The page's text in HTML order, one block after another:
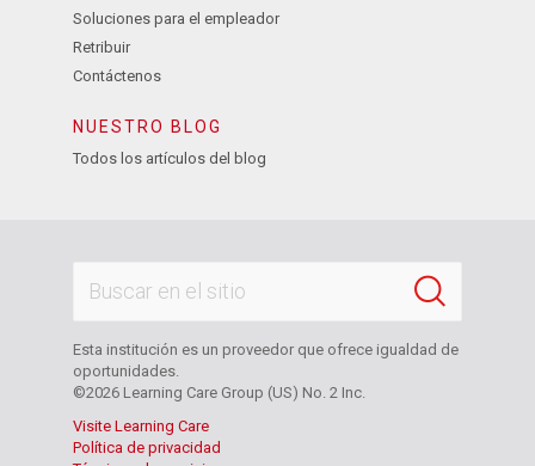
Soluciones para el empleador
Retribuir
Contáctenos
NUESTRO BLOG
Todos los artículos del blog
Esta institución es un proveedor que ofrece igualdad de
oportunidades.
©2026 Learning Care Group (US) No. 2 Inc.
Visite Learning Care
Política de privacidad